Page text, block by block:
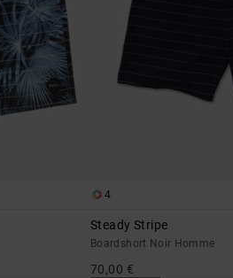
4
Steady Stripe
Boardshort Noir Homme
70,00 €